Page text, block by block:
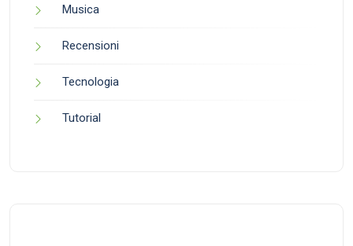
Musica
Recensioni
Tecnologia
Tutorial